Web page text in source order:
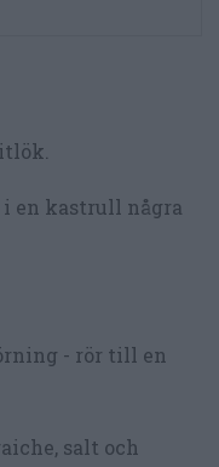
en kastrull några
- rör till en
salt och